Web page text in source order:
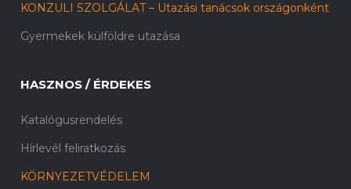
KONZULI SZOLGÁLAT – Utazási tanácsok országonként
Gyermekek külföldre utazása
HASZNOS / ÉRDEKES
Katalógusrendelés
Hírlevél feliratkozás
KÖRNYEZETVÉDELEM